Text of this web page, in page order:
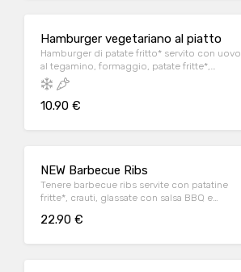
Hamburger vegetariano al piatto
Hamburger di patate fritto* servito con uovo
al tegamino, formaggio, patate fritte*,
cetriolini bavaresi, cipolla croccante e Salsa
Löwengrube
10.90 €
NEW Barbecue Ribs
Tenere barbecue ribs servite con patatine
fritte*, crauti, glassate con salsa BBQ e
22.90 €